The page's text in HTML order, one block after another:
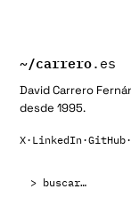
~/carrero.es
David Carrero
desde 1995.
X· LinkedIn·GitHub·